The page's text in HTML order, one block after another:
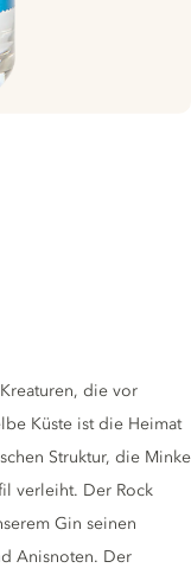
die vor
Küste ist die Heimat
Struktur, die Minke
verleiht. Der Rock
Gin seinen
Anisnoten. Der